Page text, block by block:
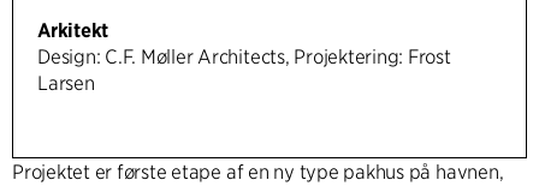
Arkitekt
Design: C.F. Møller Architects, Projektering: Frost
Larsen
Projektet er første etape af en ny type pakhus på havnen,